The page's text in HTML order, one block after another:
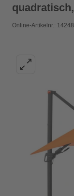
Online-Artikelnr.: